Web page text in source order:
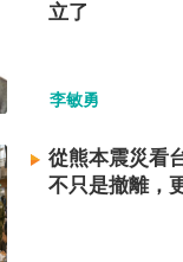
立了
李敏勇
從熊本震災看
不只是撤離，